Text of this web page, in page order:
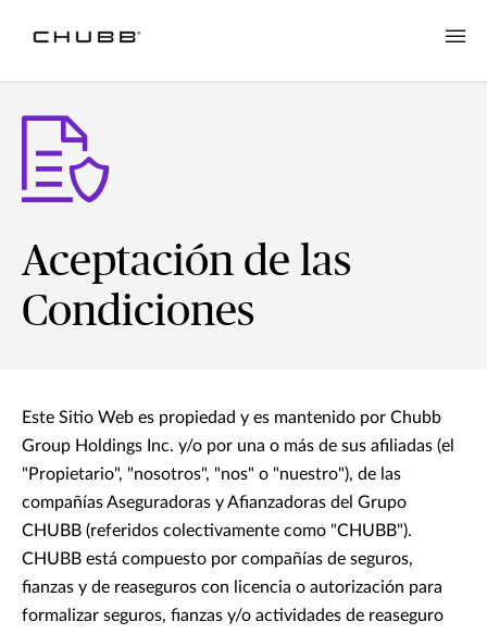
Aceptación de las
Condiciones
Este Sitio Web es propiedad y es mantenido por Chubb
Group Holdings Inc. y/o por una o más de sus afiliadas (el
"Propietario", "nosotros", "nos" o "nuestro"), de las
compañías Aseguradoras y Afianzadoras del Grupo
CHUBB (referidos colectivamente como "CHUBB").
CHUBB está compuesto por compañías de seguros,
fianzas y de reaseguros con licencia o autorización para
formalizar seguros, fianzas y/o actividades de reaseguro